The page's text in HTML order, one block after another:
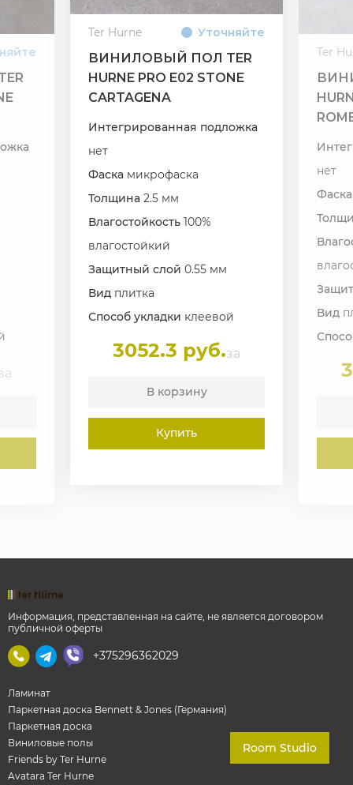
Ter Hurne Уточняйте
ВИНИЛОВЫЙ ПОЛ TER
HURNE PRO E02 STONE
CARTAGENA
Интегрированная подложка
нет
Фаска микрофаска
Толщина 2.5 мм
Влагостойкость 100%
влагостойкий
Защитный слой 0.55 мм
Вид плитка
Способ укладки клеевой
3052.3 руб.за
В корзину
Купить
Ter
нет
Вид
Информация, представленная на сайте, не является договором
публичной оферты
+375296362029
Ламинат
Паркетная доска Bennett & Jones (Германия)
Паркетная доска
Виниловые полы
Friends by Ter Hurne
Avatara Ter Hurne
Room Studio